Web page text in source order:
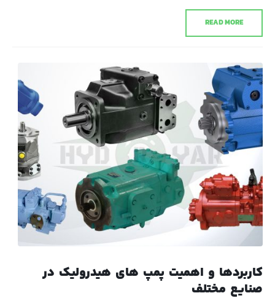
READ MORE
کاربردها و اهمیت پمپ های هیدرولیک در
صنایع مختلف